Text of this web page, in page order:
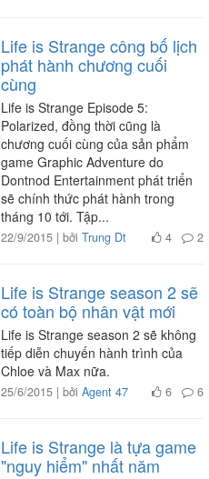
Life is Strange công bố lịch
phát hành chương cuối
cùng
Life is Strange Episode 5:
Polarized, đồng thời cũng là
chương cuối cùng của sản phẩm
game Graphic Adventure do
Dontnod Entertainment phát triển
sẽ chính thức phát hành trong
tháng 10 tới. Tập...
22/9/2015 | bởi Trung Dt 4 2
Life is Strange season 2 sẽ
có toàn bộ nhân vật mới
Life is Strange season 2 sẽ không
tiếp diễn chuyến hành trình của
Chloe và Max nữa.
25/6/2015 | bởi Agent 47 6 6
Life is Strange là tựa game
"nguy hiểm" nhất năm